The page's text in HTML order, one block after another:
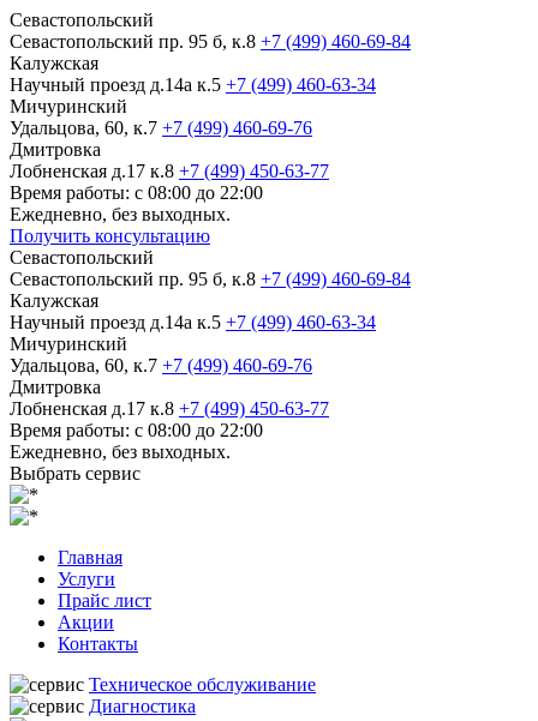
Севастопольский
Севастопольский пр. 95 б, к.8 +7 (499) 460-69-84
Калужская
Научный проезд д.14а к.5 +7 (499) 460-63-34
Мичуринский
Удальцова, 60, к.7 +7 (499) 460-69-76
Дмитровка
Лобненская д.17 к.8 +7 (499) 450-63-77
Время работы: с 08:00 до 22:00
Ежедневно, без выходных.
Получить консультацию
Севастопольский
Севастопольский пр. 95 б, к.8 +7 (499) 460-69-84
Калужская
Научный проезд д.14а к.5 +7 (499) 460-63-34
Мичуринский
Удальцова, 60, к.7 +7 (499) 460-69-76
Дмитровка
Лобненская д.17 к.8 +7 (499) 450-63-77
Время работы: с 08:00 до 22:00
Ежедневно, без выходных.
Выбрать сервис
Главная
Услуги
Прайс лист
Акции
Контакты
Техническое обслуживание
Диагностика